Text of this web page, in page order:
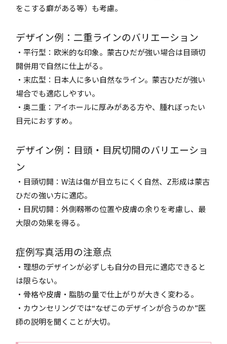
をこする癖がある等）も考慮。
デザイン例：二重ラインのバリエーション
・平行型：欧米的な印象。蒙古ひだが強い場合は目頭切
開併用で自然に仕上がる。
・末広型：日本人に多い自然なライン。蒙古ひだが強い
場合でも適応しやすい。
・奥二重：アイホールに厚みがある方や、腫れぼったい
目元におすすめ。
デザイン例：目頭・目尻切開のバリエーショ
ン
・目頭切開：W法は傷が目立ちにくく自然、Z形成は蒙古
ひだの強い方に適応。
・目尻切開：外側靱帯の位置や皮膚の余りを考慮し、最
大限の効果を得る。
症例写真活用の注意点
・理想のデザインが必ずしも自分の目元に適応できると
は限らない。
・骨格や皮膚・脂肪の量で仕上がりが大きく変わる。
・カウンセリングでは“なぜこのデザインが合うのか”医
師の説明を聞くことが大切。